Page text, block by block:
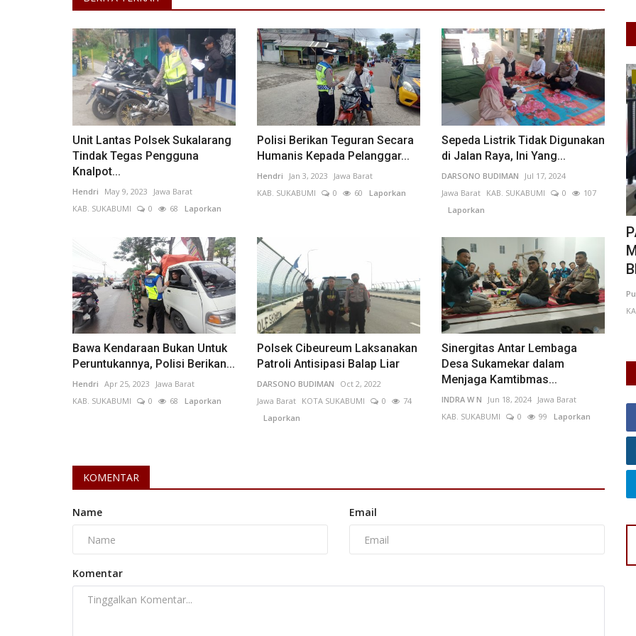
Unit Lantas Polsek Sukalarang
Tindak Tegas Pengguna
Knalpot...
Hendri May 9, 2023
Jawa Barat
KAB. SUKABUMI
0 68 Laporkan
Polisi Berikan Teguran Secara
Humanis Kepada Pelanggar...
Hendri Jan 3, 2023
Jawa Barat
KAB. SUKABUMI
0 60 Laporkan
Sepeda Listrik Tidak Digunakan
di Jalan Raya, Ini Yang...
DARSONO BUDIMAN
Jul 17, 2024
Jawa Barat
KAB. SUKABUMI 0
107
Laporkan
Bawa Kendaraan Bukan Untuk
Peruntukannya, Polisi Berikan...
Hendri Apr 25, 2023
Jawa Barat
KAB. SUKABUMI
0 68 Laporkan
Polsek Cibeureum Laksanakan
Patroli Antisipasi Balap Liar
DARSONO BUDIMAN
Oct 2, 2022
Jawa Barat
KOTA SUKABUMI 0
74
Laporkan
Sinergitas Antar Lembaga
Desa Sukamekar dalam
Menjaga Kamtibmas...
INDRA W N Jun 18, 2024
Jawa Barat
KAB. SUKABUMI
0 99 Laporkan
KOMENTAR
Name Email
Komentar
Lampung
Nataru
Nur Meiyanto Dec 23, 2022 Lampung KAB. PESAWARAN
0
124Laporkan
UMKM & Ekonomi Kreatif
MULIA WUJUDKAN "KOPERASI
BERDAYA,...
Putu Ugram Swadharma Jul 15, 2026 Jawa Timur
0 95Laporkan